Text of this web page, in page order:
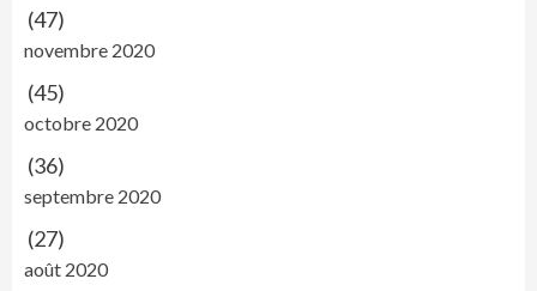
(47)
novembre 2020
(45)
octobre 2020
(36)
septembre 2020
(27)
août 2020